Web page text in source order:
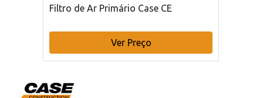
Filtro de Ar Primário Case CE
Ver Preço